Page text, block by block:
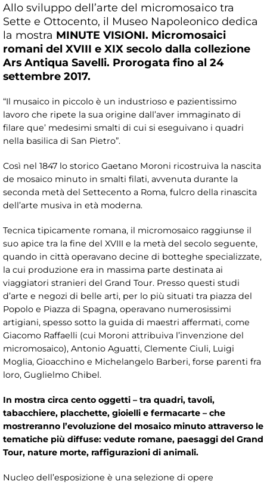
Allo sviluppo dell’arte del micromosaico tra
Sette e Ottocento, il Museo Napoleonico dedica
la mostra MINUTE VISIONI. Micromosaici
romani del XVIII e XIX secolo dalla collezione
Ars Antiqua Savelli. Prorogata fino al 24
settembre 2017.
“Il musaico in piccolo è un industrioso e pazientissimo
lavoro che ripete la sua origine dall’aver immaginato di
filare que’ medesimi smalti di cui si eseguivano i quadri
nella basilica di San Pietro”.
Così nel 1847 lo storico Gaetano Moroni ricostruiva la nascita
de mosaico minuto in smalti filati, avvenuta durante la
seconda metà del Settecento a Roma, fulcro della rinascita
dell’arte musiva in età moderna.
Tecnica tipicamente romana, il micromosaico raggiunse il
suo apice tra la fine del XVIII e la metà del secolo seguente,
quando in città operavano decine di botteghe specializzate,
la cui produzione era in massima parte destinata ai
viaggiatori stranieri del Grand Tour. Presso questi studi
d’arte e negozi di belle arti, per lo più situati tra piazza del
Popolo e Piazza di Spagna, operavano numerosissimi
artigiani, spesso sotto la guida di maestri affermati, come
Giacomo Raffaelli (cui Moroni attribuiva l’invenzione del
micromosaico), Antonio Aguatti, Clemente Ciuli, Luigi
Moglia, Gioacchino e Michelangelo Barberi, forse parenti fra
loro, Guglielmo Chibel.
In mostra circa cento oggetti – tra quadri, tavoli,
tabacchiere, placchette, gioielli e fermacarte – che
mostreranno l’evoluzione del mosaico minuto attraverso le
tematiche più diffuse: vedute romane, paesaggi del Grand
Tour, nature morte, raffigurazioni di animali.
Nucleo dell’esposizione è una selezione di opere